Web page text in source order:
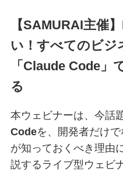
【SAMURAI主催
い！すべてのビジ
「Claude Code
る
本ウェビナーは、今話
Codeを、開発者だけ
が知っておくべき理由
説するライブ型ウェビ